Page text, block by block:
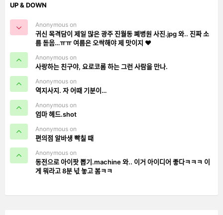
UP & DOWN
Anonymous on
귀신 목격담이 제일 많은 광주 진월동 폐병원 사진.jpg 와.. 진짜 소
름 돋음…ㅠㅠ 여름은 오싹해야 제 맛이지 ❤️
Anonymous on
사랑하는 친구야, 요로코롬 하는 그런 사람을 만나.
Anonymous on
역지사지. 자 어때 기분이…
Anonymous on
엄마 헤드.shot
Anonymous on
편의점 알바생 빡칠 때
Anonymous on
동전으로 아이팟 뽑기.machine 와.. 이거 아이디어 좋다ㅋㅋㅋ 이
게 뭐라고 8분 넋 놓고 봄ㅋㅋ